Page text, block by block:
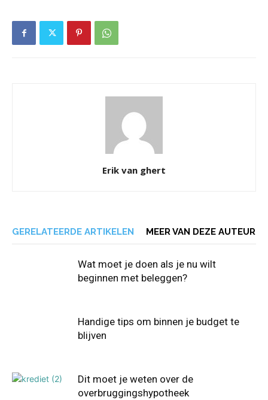
Erik van ghert
GERELATEERDE ARTIKELEN MEER VAN DEZE AUTEUR
Wat moet je doen als je nu wilt
beginnen met beleggen?
Handige tips om binnen je budget te
blijven
Dit moet je weten over de
overbruggingshypotheek